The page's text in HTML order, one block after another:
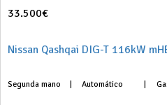
33.500€
Nissan Qashqai DIG-T 116kW
Segunda mano Automático